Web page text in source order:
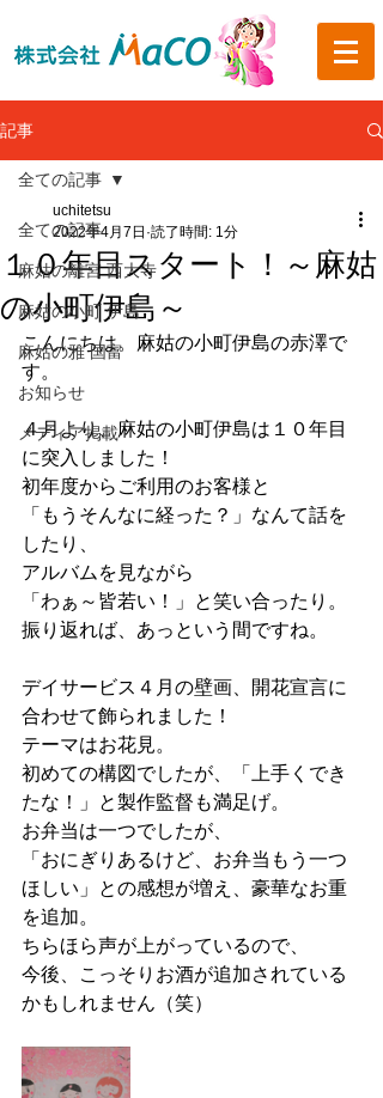
記事
全ての記事
麻姑の離宮 西大寺
麻姑の小町 伊島
麻姑の雅 国富
お知らせ
メディア掲載
全ての記事
１０年目スタート！～麻姑
の小町伊島～
uchitetsu
2022年4月7日 読了時間: 1分
こんにちは。麻姑の小町伊島の赤澤で
す。
４月より、麻姑の小町伊島は１０年目
に突入しました！
初年度からご利用のお客様と
「もうそんなに経った？」なんて話を
したり、
アルバムを見ながら
「わぁ～皆若い！」と笑い合ったり。
振り返れば、あっという間ですね。
デイサービス４月の壁画、開花宣言に
合わせて飾られました！
テーマはお花見。
初めての構図でしたが、「上手くでき
たな！」と製作監督も満足げ。
お弁当は一つでしたが、
「おにぎりあるけど、お弁当もう一つ
ほしい」との感想が増え、豪華なお重
を追加。
ちらほら声が上がっているので、
今後、こっそりお酒が追加されている
かもしれません（笑）